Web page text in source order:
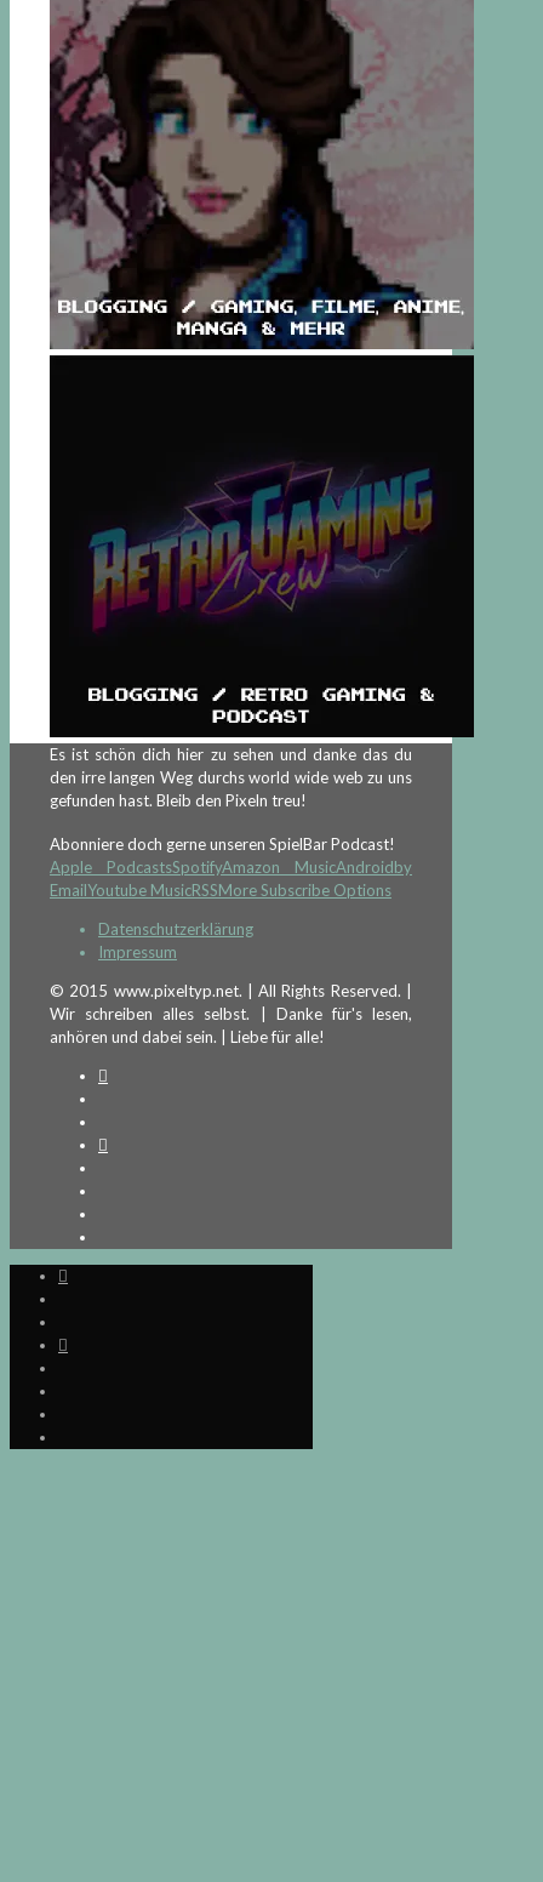
Es ist schön dich hier zu sehen und danke das du
den irre langen Weg durchs world wide web zu uns
gefunden hast. Bleib den Pixeln treu!
Abonniere doch gerne unseren SpielBar Podcast!
Apple PodcastsSpotifyAmazon MusicAndroidby
EmailYoutube MusicRSSMore Subscribe Options
Datenschutzerklärung
Impressum
© 2015 www.pixeltyp.net. | All Rights Reserved. |
Wir schreiben alles selbst. | Danke für's lesen,
anhören und dabei sein. | Liebe für alle!